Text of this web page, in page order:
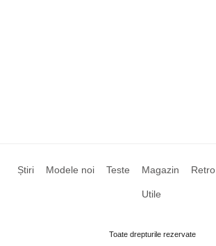
Știri Modele noi Teste Magazin Retro
Utile
Toate drepturile rezervate